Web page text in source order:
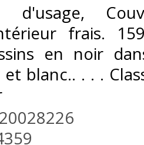
d'usage,
frais.
en noir
blanc.. . . .